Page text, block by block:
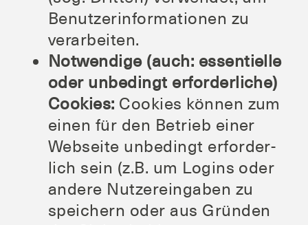
Benut­zer­in­for­ma­tio­nen zu
verarbeiten.
Not­wen­di­ge (auch: essen­ti­el­le
oder unbe­dingt erfor­der­li­che)
Coo­kies: Coo­kies kön­nen zum
einen für den Betrieb einer
Web­sei­te unbe­dingt erfor­der­
lich sein (z.B. um Log­ins oder
ande­re Nut­zer­ein­ga­ben zu
spei­chern oder aus Grün­den